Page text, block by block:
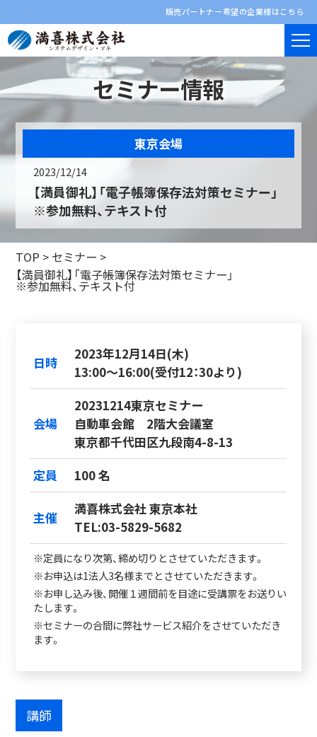
販売パートナー希望の企業様はこちら
セミナー情報
東京会場
2023/12/14
【満員御礼】「電子帳簿保存法対策セミナー」
※参加無料、テキスト付
TOP > セミナー >
【満員御礼】「電子帳簿保存法対策セミナー」
※参加無料、テキスト付
日時
2023年12月14日(木)
13:00～16:00(受付12：30より)
会場
20231214東京セミナー
自動車会館 2階大会議室
東京都千代田区九段南4-8-13
定員
100 名
主催
満喜株式会社 東京本社
TEL:03-5829-5682
※定員になり次第、締め切りとさせていただきます。
※お申込は1法人3名様までとさせていただきます。
※お申し込み後、開催１週間前を目途に受講票をお送りい
たします。
※セミナーの合間に弊社サービス紹介をさせていただき
ます。
講師